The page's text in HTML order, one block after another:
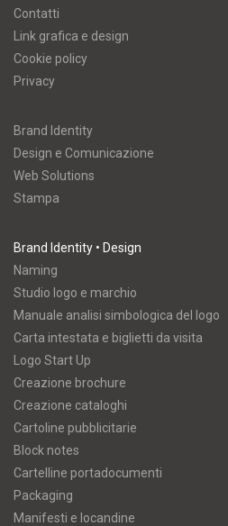
Contatti
Link grafica e design
Cookie policy
Privacy
Brand Identity
Design e Comunicazione
Web Solutions
Stampa
Brand Identity • Design
Naming
Studio logo e marchio
Manuale analisi simbologica del logo
Carta intestata e biglietti da visita
Logo Start Up
Creazione brochure
Creazione cataloghi
Cartoline pubblicitarie
Block notes
Cartelline portadocumenti
Packaging
Manifesti e locandine